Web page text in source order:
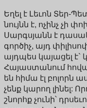
Եղել է Լեւոն Տեր-
նույնն է, ոչինչ չի
Սարգսյանն է
գործիչ, այդ
այդպես կայացել է`
Հայաստանում
են հիմա էլ բոլորն
չենք կարող լինել:
շնորհք չունի՝